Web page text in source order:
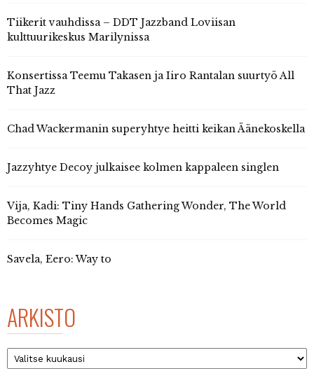
Tiikerit vauhdissa – DDT Jazzband Loviisan
kulttuurikeskus Marilynissa
Konsertissa Teemu Takasen ja Iiro Rantalan suurtyö All
That Jazz
Chad Wackermanin superyhtye heitti keikan Äänekoskella
Jazzyhtye Decoy julkaisee kolmen kappaleen singlen
Vija, Kadi: Tiny Hands Gathering Wonder, The World
Becomes Magic
Savela, Eero: Way to
ARKISTO
Arkisto